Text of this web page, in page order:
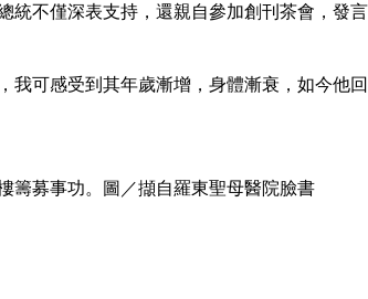
統不僅深表支持，還親自參加創刊茶會，發
我可感受到其年歲漸增，身體漸衰，如今他
籌募事功。圖／擷自羅東聖母醫院臉書